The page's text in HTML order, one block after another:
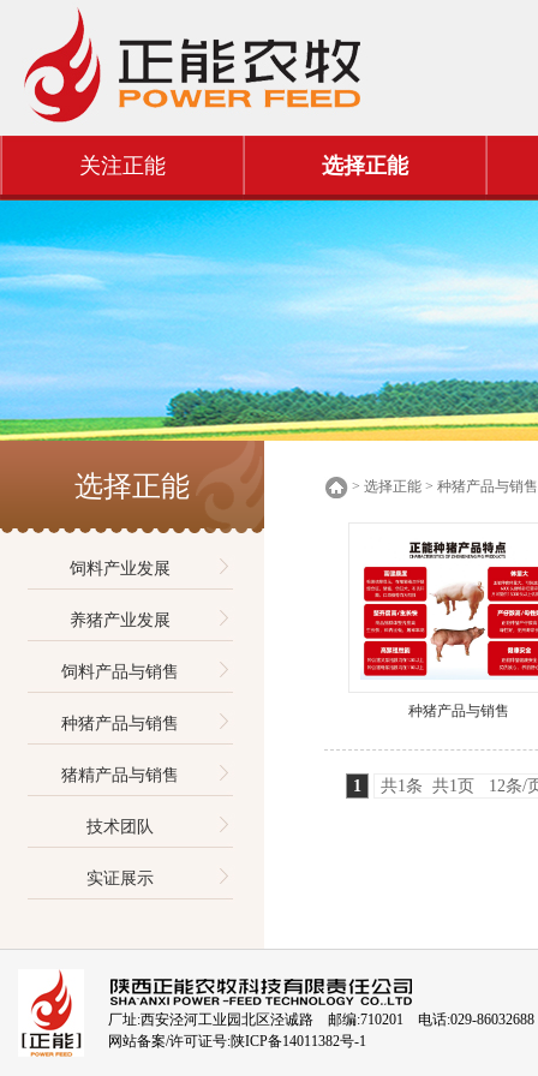
关注正能 选择正能
选择正能
饲料产业发展
养猪产业发展
饲料产品与销售
种猪产品与销售
猪精产品与销售
技术团队
实证展示
> 选择正能 > 种猪产品与销售
种猪产品与销售
1 共1条 共1页 12条/
厂址:西安泾河工业园北区泾诚路 邮编:710201 电话:029-86032688
网站备案/许可证号:陕ICP备14011382号-1